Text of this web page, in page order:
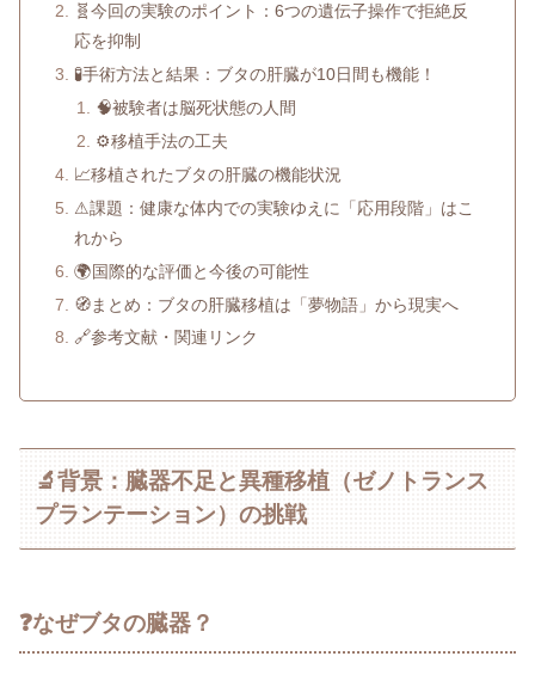
🧬今回の実験のポイント：6つの遺伝子操作で拒絶反
応を抑制
🧪手術方法と結果：ブタの肝臓が10日間も機能！
🧠被験者は脳死状態の人間
⚙️移植手法の工夫
📈移植されたブタの肝臓の機能状況
⚠課題：健康な体内での実験ゆえに「応用段階」はこ
れから
🌍国際的な評価と今後の可能性
🧭まとめ：ブタの肝臓移植は「夢物語」から現実へ
🔗参考文献・関連リンク
🔬背景：臓器不足と異種移植（ゼノトランス
プランテーション）の挑戦
❓なぜブタの臓器？